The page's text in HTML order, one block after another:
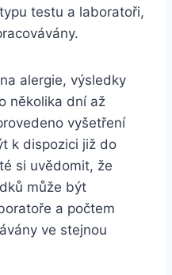
‍testu a laboratoři,
alergie, výsledky⁣
několika dní až
vyšetření
k dispozici již do
si ​uvědomit, že
může být‌
a ‍počtem
ve stejnou